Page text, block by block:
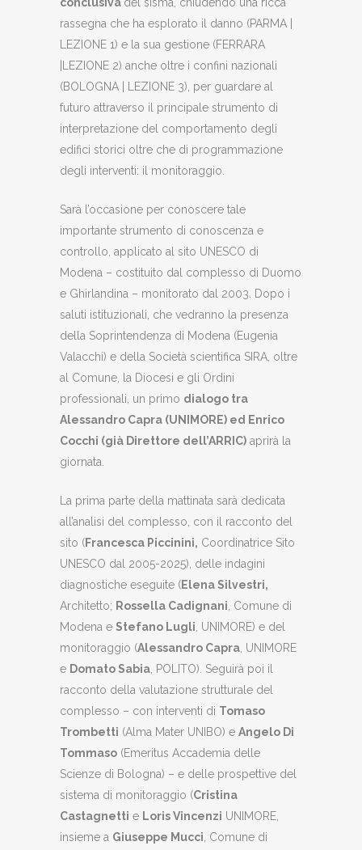
conclusiva del sisma, chiudendo una ricca
rassegna che ha esplorato il danno (PARMA |
LEZIONE 1) e la sua gestione (FERRARA
|LEZIONE 2) anche oltre i confini nazionali
(BOLOGNA | LEZIONE 3), per guardare al
futuro attraverso il principale strumento di
interpretazione del comportamento degli
edifici storici oltre che di programmazione
degli interventi: il monitoraggio.
Sarà l’occasione per conoscere tale
importante strumento di conoscenza e
controllo, applicato al sito UNESCO di
Modena – costituito dal complesso di Duomo
e Ghirlandina – monitorato dal 2003. Dopo i
saluti istituzionali, che vedranno la presenza
della Soprintendenza di Modena (Eugenia
Valacchi) e della Società scientifica SIRA, oltre
al Comune, la Diocesi e gli Ordini
professionali, un primo dialogo tra
Alessandro Capra (UNIMORE) ed Enrico
Cocchi (già Direttore dell’ARRIC) aprirà la
giornata.
La prima parte della mattinata sarà dedicata
all’analisi del complesso, con il racconto del
sito (Francesca Piccinini, Coordinatrice Sito
UNESCO dal 2005-2025), delle indagini
diagnostiche eseguite (Elena Silvestri,
Architetto; Rossella Cadignani, Comune di
Modena e Stefano Lugli, UNIMORE) e del
monitoraggio (Alessandro Capra, UNIMORE
e Domato Sabia, POLITO). Seguirà poi il
racconto della valutazione strutturale del
complesso – con interventi di Tomaso
Trombetti (Alma Mater UNIBO) e Angelo Di
Tommaso (Emeritus Accademia delle
Scienze di Bologna) – e delle prospettive del
sistema di monitoraggio (Cristina
Castagnetti e Loris Vincenzi UNIMORE,
insieme a Giuseppe Mucci, Comune di